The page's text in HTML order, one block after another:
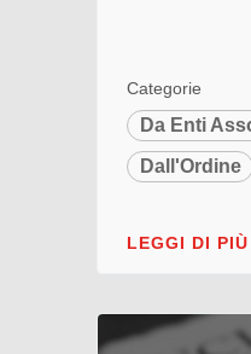
Categorie
Da Enti
Dall'Ordine
LEGGI DI PIÙ